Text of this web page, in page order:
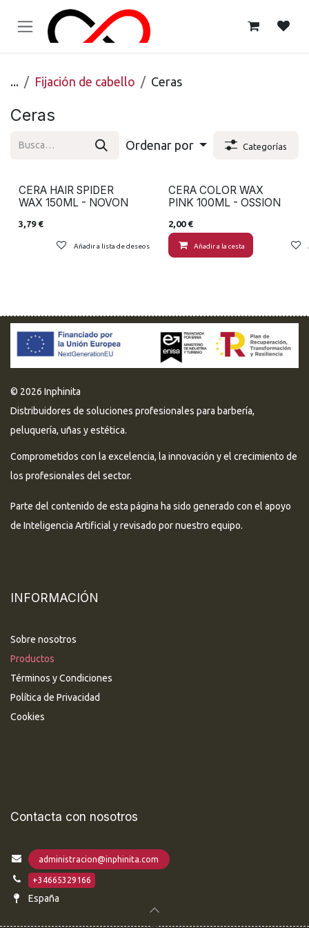
... Fijación de cabello Ceras
Ceras
Ordenar por Categorías
CERA HAIR SPIDER
WAX 150ML - NOVON
3,79€
Añadir a lista de deseos
CERA COLOR WAX
PINK 100ML - OSSION
2,00€
Añadir a la cesta
© 2026 Inphinita
Distribuidores de soluciones profesionales para barbería,
peluquería, uñas y estética.
Comprometidos con la excelencia, la innovación y el crecimiento de
los profesionales del sector.
Parte del contenido de esta página ha sido generado con el apoyo
de Inteligencia Artificial y revisado por nuestro equipo.
INFORMACIÓN
Sobre nosotros
Productos
Términos y Condiciones
Política de Privacidad
Cookies
Contacta con nosotros
administracion@inphinita.com
+34665329166
España